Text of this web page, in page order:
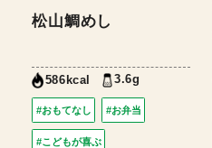
松山鯛めし
586kcal 3.6g
#おもてなし #お弁当
#こどもが喜ぶ